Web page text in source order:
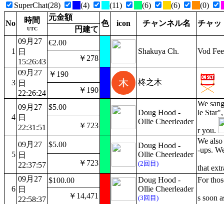
SuperChat(28)
(4) (11) (6) (6) (0)
No 時間
UTC
元金額
色 icon チャンネル名 チャッ
円建て
1
09月27
日
15:26:43
€2.00
Shakuya Ch.
Vod
￥278
3
09月27
日
22:26:24
￥190
柊之木
￥190
4
09月27
日
22:31:51
$5.00
Doug Hood -
Ollie Cheerleader
We
le
r you.
￥723
5
09月27
日
22:37:57
$5.00
Doug Hood -
Ollie Cheerleader
(2回目)
We
-ups.
that
￥723
6
09月27
日
22:58:37
$100.00
Doug Hood -
Ollie Cheerleader
(3回目)
For
s soon
￥14,471